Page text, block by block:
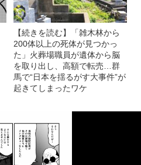
【続きを読む】「雑木林から
200体以上の死体が見つかっ
た」火葬場職員が遺体から脳
を取り出し、高額で転売…群
馬で“日本を揺るがす大事件”が
起きてしまったワケ